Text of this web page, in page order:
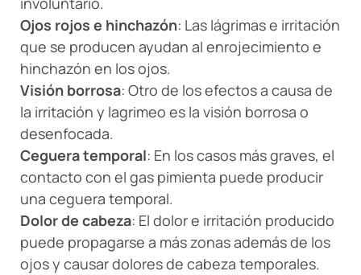
Ojos rojos e hinchazón: Las lágrimas e irritación
que se producen ayudan al enrojecimiento e
hinchazón en los ojos.
Visión borrosa: Otro de los efectos a causa de
la irritación y lagrimeo es la visión borrosa o
desenfocada.
Ceguera temporal: En los casos más graves, el
contacto con el gas pimienta puede producir
una ceguera temporal.
Dolor de cabeza: El dolor e irritación producido
puede propagarse a más zonas además de los
ojos y causar dolores de cabeza temporales.